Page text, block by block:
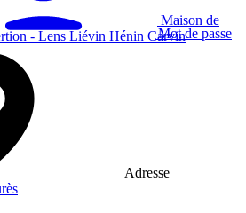
Mot de passe
Maison de
- Lens Liévin Hénin Carvin
Adresse